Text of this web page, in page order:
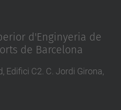
d'Enginyeria de
de Barcelona
Edifici C2. C. Jordi Girona,